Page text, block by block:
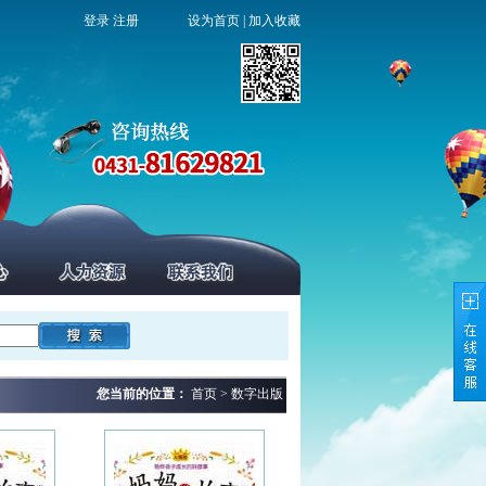
登录 注册 设为首页 加入收藏
您当前的位置： 首页 > 数字出版